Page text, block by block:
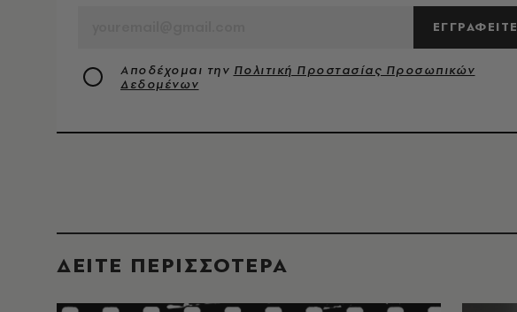
ΕΓΓΡΑΦΕΙΤΕ
Αποδέχομαι την Πολιτική Προστασίας Προσωπικών
Δεδομένων
ΔΕΙΤΕ ΠΕΡΙΣΣΟΤΕΡΑ